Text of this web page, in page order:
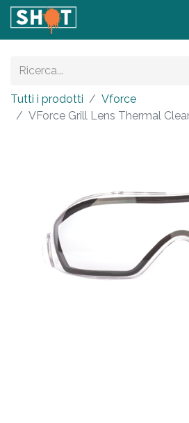
Tutti i prodotti
Vforce
VForce Grill Lens Thermal